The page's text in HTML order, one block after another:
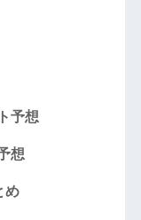
予想
想
め